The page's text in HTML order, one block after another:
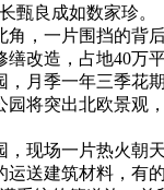
甄良成如数家珍。
角，一片围挡的背
缮改造，占地40万
，月季一年三季花
园将突出北欧景观
，现场一片热火朝
运送建筑材料，有